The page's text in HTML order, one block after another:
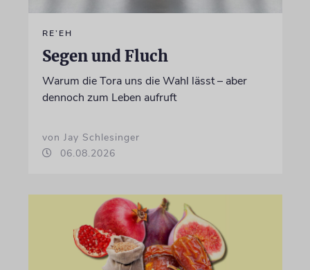
RE’EH
Segen und Fluch
Warum die Tora uns die Wahl lässt – aber
dennoch zum Leben aufruft
von Jay Schlesinger
06.08.2026